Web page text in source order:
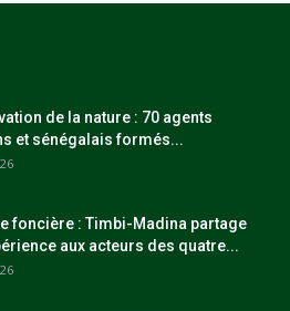
de la nature : 70 agents
et sénégalais formés...
foncière : Timbi-Madina partage
aux acteurs des quatre...